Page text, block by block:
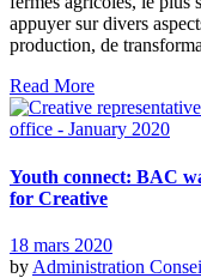
appuyer sur divers
production, de
Read More
Youth connect: BAC
for Creative
18 mars 2020
by Administration